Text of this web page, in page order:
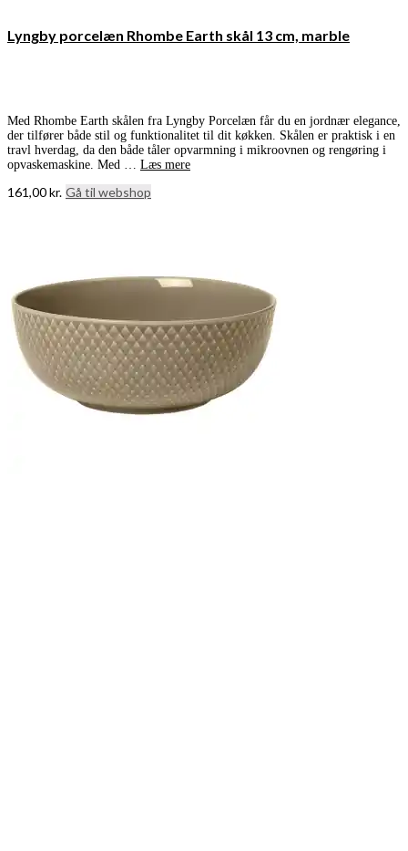
Lyngby porcelæn Rhombe Earth skål 13 cm, marble
Med Rhombe Earth skålen fra Lyngby Porcelæn får du en jordnær elegance,
der tilfører både stil og funktionalitet til dit køkken. Skålen er praktisk i en
travl hverdag, da den både tåler opvarmning i mikroovnen og rengøring i
opvaskemaskine. Med … Læs mere
161,00kr. Gå til webshop